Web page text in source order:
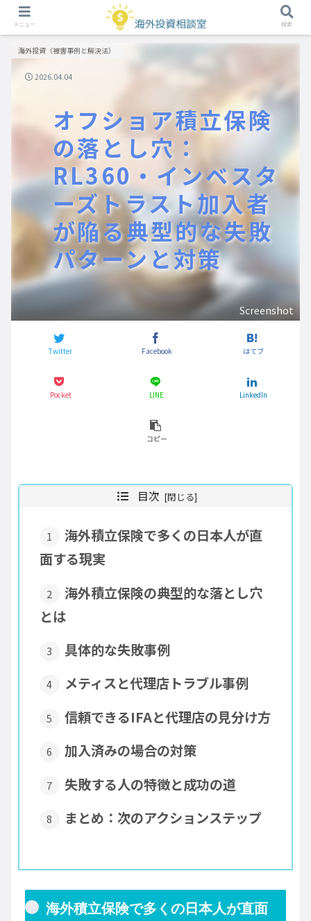
オフショア積立保険
の落とし穴：
RL360・インベスタ
ーズトラスト加入者
が陥る典型的な失敗
パターンと対策
海外投資（被害事例と解決法）
Screenshot
Twitter Facebook はてブ
Pocket LINE LinkedIn
コピー
2026.04.04
目次
海外積立保険で多くの日本人が直
面する現実
海外積立保険の典型的な落とし穴
とは
具体的な失敗事例
メティスと代理店トラブル事例
信頼できるIFAと代理店の見分け方
加入済みの場合の対策
失敗する人の特徴と成功の道
まとめ：次のアクションステップ
海外積立保険で多くの日本人が直面
メニュー 検索